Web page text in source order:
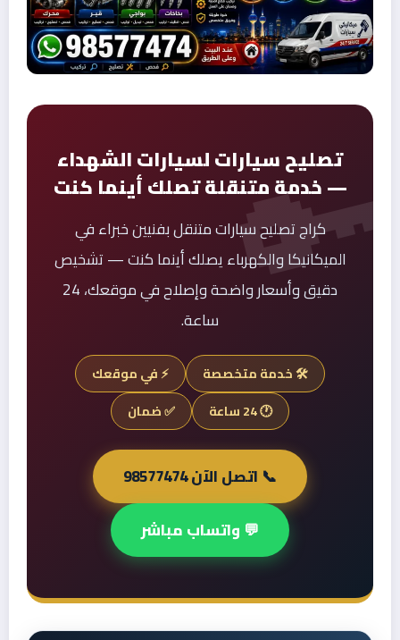
تصليح سيارات لسيارات الشهداء
— خدمة متنقلة تصلك أينما كنت
كراج تصليح سيارات متنقل بفنيين خبراء في
الميكانيكا والكهرباء يصلك أينما كنت — تشخيص
دقيق وأسعار واضحة وإصلاح في موقعك، 24
ساعة.
🛠️ خدمة متخصصة
⚡ في موقعك
🕐 24 ساعة
✅ ضمان
📞 اتصل الآن 98577474
💬 واتساب مباشر